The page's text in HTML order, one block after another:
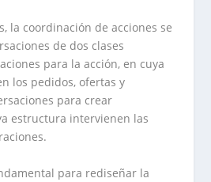
la coordinación de acciones se
de dos clases
para la acción, en cuya
los pedidos, ofertas y
para crear
estructura intervienen las
para rediseñar la